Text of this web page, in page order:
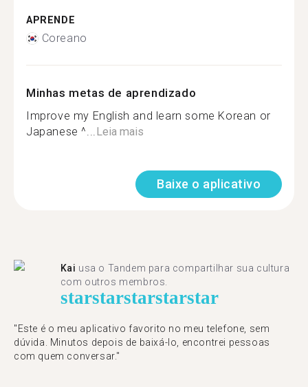
APRENDE
Coreano
Minhas metas de aprendizado
Improve my English and learn some Korean or
Japanese ^...Leia mais
Baixe o aplicativo
Kai usa o Tandem para compartilhar sua cultura
com outros membros.
starstarstarstarstar
"Este é o meu aplicativo favorito no meu telefone, sem
dúvida. Minutos depois de baixá-lo, encontrei pessoas
com quem conversar."